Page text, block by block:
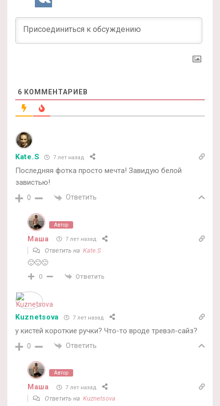
6 КОММЕНТАРИЕВ
Kate.S 7 лет назад
Последняя фотка просто мечта! Завидую белой
завистью!
0 Ответить
Автор
Маша 7 лет назад
Ответить на Kate.S
🙂🙂🙂
0 Ответить
Kuznetsova 7 лет назад
у кистей короткие ручки? Что-то вроде тревэл-сайз?
0 Ответить
Автор
Маша 7 лет назад
Ответить на Kuznetsova